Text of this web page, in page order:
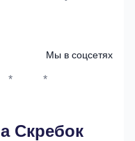
Мы в соцсетях
* *
Скребок